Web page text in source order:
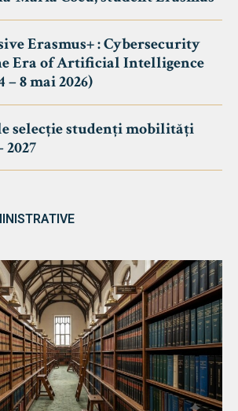
Erasmus+ : Cybersecurity
Era of Artificial Intelligence
8 mai 2026)
selecție studenți mobilități
2027